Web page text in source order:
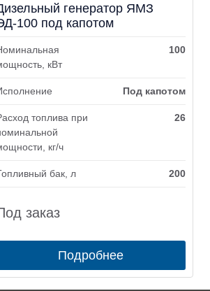
генератор ЯМЗ
100 под капотом
кВт
100
Под капотом
топлива при
кг/ч
26
бак, л 200
заказ
Подробнее